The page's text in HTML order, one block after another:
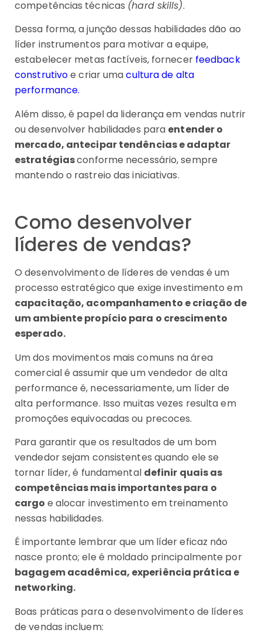
competências técnicas (hard skills).
Dessa forma, a junção dessas habilidades dão ao
líder instrumentos para motivar a equipe,
estabelecer metas factíveis, fornecer feedback
construtivoe criar umacultura de alta
performance.
Além disso, é papel da liderança em vendas nutrir
ou desenvolver habilidades para entender o
mercado, antecipar tendências e adaptar
estratégiasconforme necessário, sempre
mantendo o rastreio das iniciativas.
Como desenvolver
líderes de vendas?
O desenvolvimento de líderes de vendas é um
processo estratégico que exige investimento em
capacitação, acompanhamento e criação de
um ambiente propício para o crescimento
esperado.
Um dos movimentos mais comuns na área
comercial é assumir que um vendedor de alta
performance é, necessariamente, um líder de
alta performance. Isso muitas vezes resulta em
promoções equivocadas ou precoces.
Para garantir que os resultados de um bom
vendedor sejam consistentes quando ele se
tornar líder, é fundamental definir quais as
competências mais importantes para o
cargo e alocar investimento em treinamento
nessas habilidades.
É importante lembrar que um líder eficaz não
nasce pronto; ele é moldado principalmente por
bagagem acadêmica, experiência prática e
networking.
Boas práticas para o desenvolvimento de líderes
de vendas incluem: